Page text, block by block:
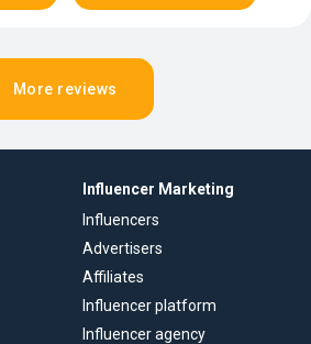
More reviews
Influencer Marketing
Influencers
Advertisers
Affiliates
Influencer platform
Influencer agency